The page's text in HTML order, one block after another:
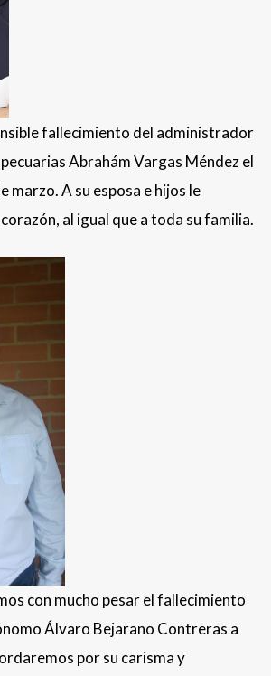
fallecimiento del administrador
Abrahám Vargas Méndez el
marzo. A su esposa e hijos le
al igual que a toda su familia.
con mucho pesar el fallecimiento
Álvaro Bejarano Contreras a
por su carisma y